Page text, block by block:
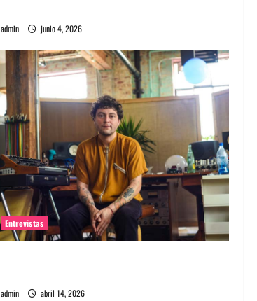
admin junio 4, 2026
Entrevistas
admin abril 14, 2026